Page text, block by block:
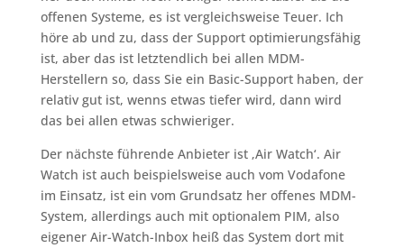
offenen Systeme, es ist vergleichsweise Teuer. Ich
höre ab und zu, dass der Support optimierungsfähig
ist, aber das ist letztendlich bei allen MDM-
Herstellern so, dass Sie ein Basic-Support haben, der
relativ gut ist, wenns etwas tiefer wird, dann wird
das bei allen etwas schwieriger.
Der nächste führende Anbieter ist ‚Air Watch‘. Air
Watch ist auch beispielsweise auch vom Vodafone
im Einsatz, ist ein vom Grundsatz her offenes MDM-
System, allerdings auch mit optionalem PIM, also
eigener Air-Watch-Inbox heiß das System dort mit